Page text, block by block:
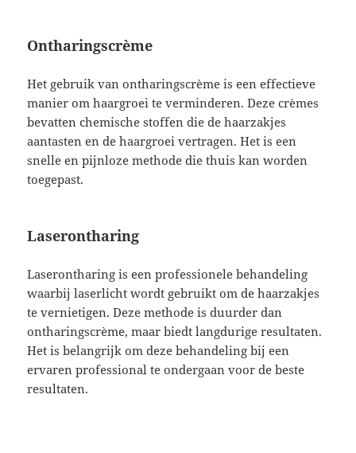
Ontharingscrème
Het gebruik van ontharingscrème is een effectieve
manier om haargroei te verminderen. Deze crèmes
bevatten chemische stoffen die de haarzakjes
aantasten en de haargroei vertragen. Het is een
snelle en pijnloze methode die thuis kan worden
toegepast.
Laserontharing
Laserontharing is een professionele behandeling
waarbij laserlicht wordt gebruikt om de haarzakjes
te vernietigen. Deze methode is duurder dan
ontharingscrème, maar biedt langdurige resultaten.
Het is belangrijk om deze behandeling bij een
ervaren professional te ondergaan voor de beste
resultaten.